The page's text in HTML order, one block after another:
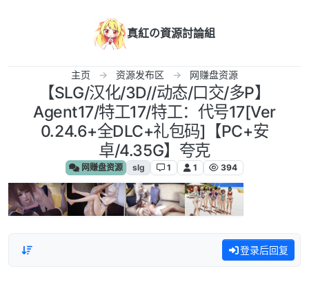
真紅の資源討論組
主页 资源发布区 网赚盘资源
【SLG/汉化/3D//动态/口交/多P】
Agent17/特工17/特工：代号17[Ver
0.24.6+全DLC+礼包码]【PC+安
卓/4.35G】夸克
网赚盘资源 slg 1 1 394
登录后回复